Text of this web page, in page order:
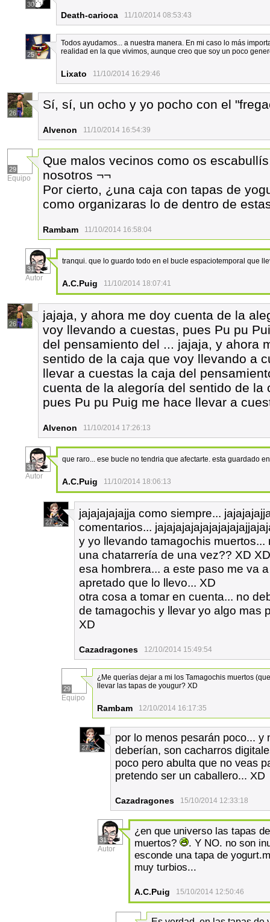
30
Death-carioca 11/10/2014 08:53:43
25
Todos ayudamos... a nuestra manera. En mi caso lo más
realidad en la que vivimos, aunque creo que soy un poco
Lixato 11/10/2014 16:29:46
26
Sí, sí, un ocho y yo pocho con el
Alvenon 11/10/2014 16:54:39
29
Equipo
Que malos vecinos como os
nosotros ¬¬
Por cierto, ¿una caja con tapas de
como organizaras lo de dentro de
Rambam 11/10/2014 16:58:04
31
Autor
tranqui. que lo guardo todo en el bucle espaciotemporal que
A.C.Puig 11/10/2014 18:07:41
26
jajaja, y ahora me doy cuenta de la
voy llevando a cuestas, pues Pu pu
del pensamiento del ... jajaja, y ahora
sentido de la caja que voy llevando a
llevar a cuestas la caja del
cuenta de la alegoría del sentido de
pues Pu pu Puig me hace llevar a
Alvenon 11/10/2014 17:26:13
31
Autor
que raro... ese bucle no tendria que afectarte. esta guardado
A.C.Puig 11/10/2014 18:06:13
27
jajajajajajja como siempre...
comentarios...
y yo llevando tamagochis
una chatarrería de una vez?? XD
esa hombrera... a este paso me va
apretado que lo llevo... XD
otra cosa a tomar en cuenta... no
de tamagochis y llevar yo algo mas
XD
Cazadragones 12/10/2014 15:49:54
29
Equipo
¿Me querías dejar a mi los Tamagochis muertos
llevar las tapas de yougur? XD
Rambam 12/10/2014 16:17:35
27
por lo menos pesarán poco... y
deberían, son cacharros
poco pero abulta que no veas
pretendo ser un caballero... XD
Cazadragones 15/10/2014 12:33:18
31
Autor
¿en que universo las tapas
muertos?
. Y NO. no son
esconde una tapa de
muy turbios...
A.C.Puig 15/10/2014 12:50:46